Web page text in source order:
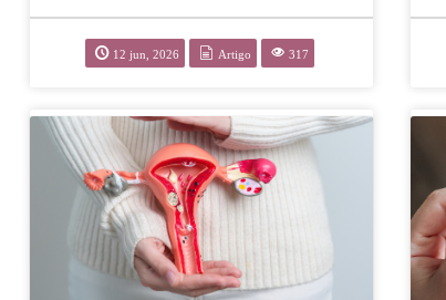
12 jun, 2026 Artigo 317